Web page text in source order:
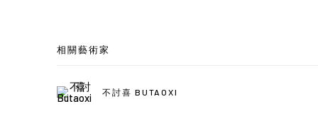
相關藝術家
不討喜 BUTAOXI